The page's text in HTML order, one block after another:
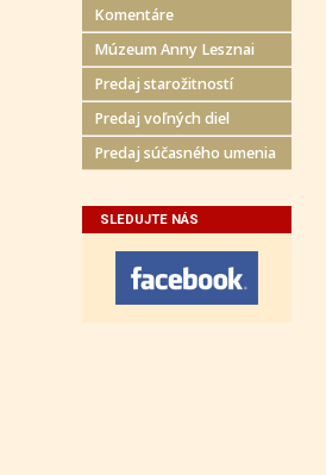
Komentáre
Múzeum Anny Lesznai
Predaj starožitností
Predaj voľných diel
Predaj súčasného umenia
SLEDUJTE NÁS